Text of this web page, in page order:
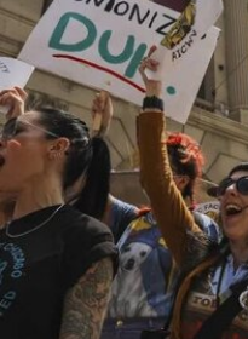
以不锈钢网、缟玛瑙
尺。据《纽约时报》
中造价最高的博物馆
博物馆将重点展示
2009年起开始建立馆
列展品的方式，展览将
文化”、“土地”、“语
稿，这种设计旨在邀
术互动。